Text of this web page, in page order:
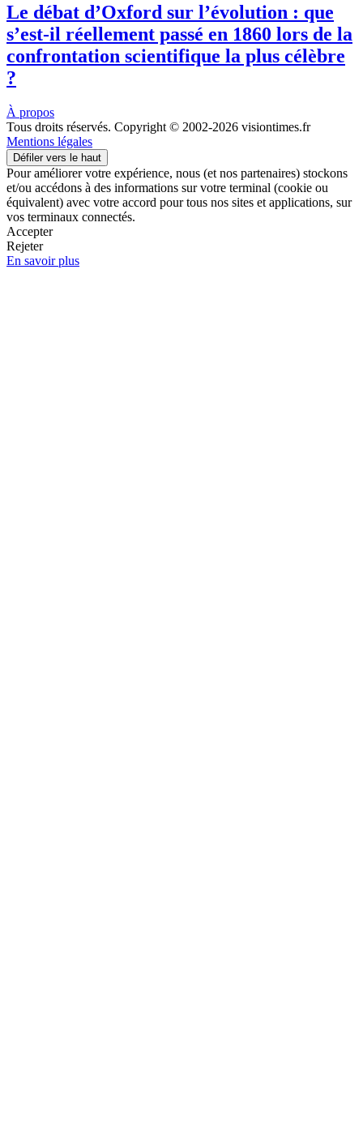
Le débat d’Oxford sur l’évolution : que
s’est-il réellement passé en 1860 lors de la
confrontation scientifique la plus célèbre
?
À propos
Tous droits réservés. Copyright © 2002-2026 visiontimes.fr
Mentions légales
Défiler vers le haut
Pour améliorer votre expérience, nous (et nos partenaires) stockons
et/ou accédons à des informations sur votre terminal (cookie ou
équivalent) avec votre accord pour tous nos sites et applications, sur
vos terminaux connectés.
Accepter
Rejeter
En savoir plus